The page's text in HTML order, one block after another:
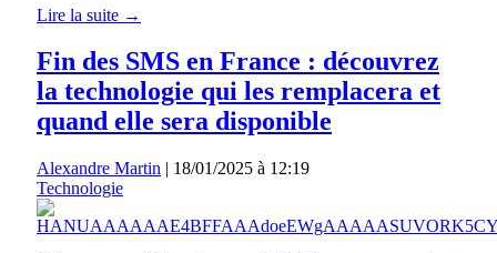
Lire la suite →
Fin des SMS en France : découvrez
la technologie qui les remplacera et
quand elle sera disponible
Alexandre Martin | 18/01/2025 à 12:19
Technologie